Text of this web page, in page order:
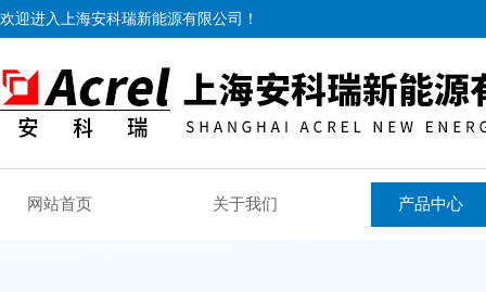
欢迎进入上海安科瑞新能源有限公司！
网站首页 关于我们 产品中心